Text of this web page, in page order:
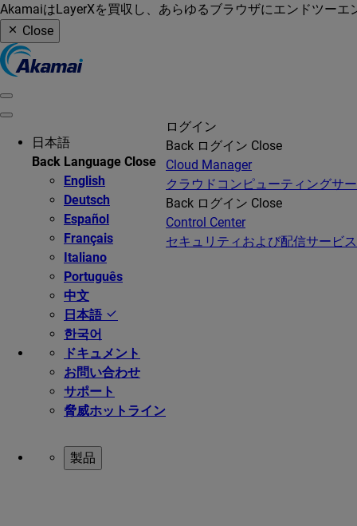
AkamaiはLayerXを買収し、あらゆるブラウザにエンドツー
Close
日本語
Back Language Close
English
Deutsch
Español
Français
Italiano
Português
中文
日本語
한국어
ドキュメント
お問い合わせ
サポート
脅威ホットライン
ログイン
Back ログイン Close
Cloud Manager
クラウドコンピューティングサ
Back ログイン Close
Control Center
セキュリティおよび配信サービ
製品